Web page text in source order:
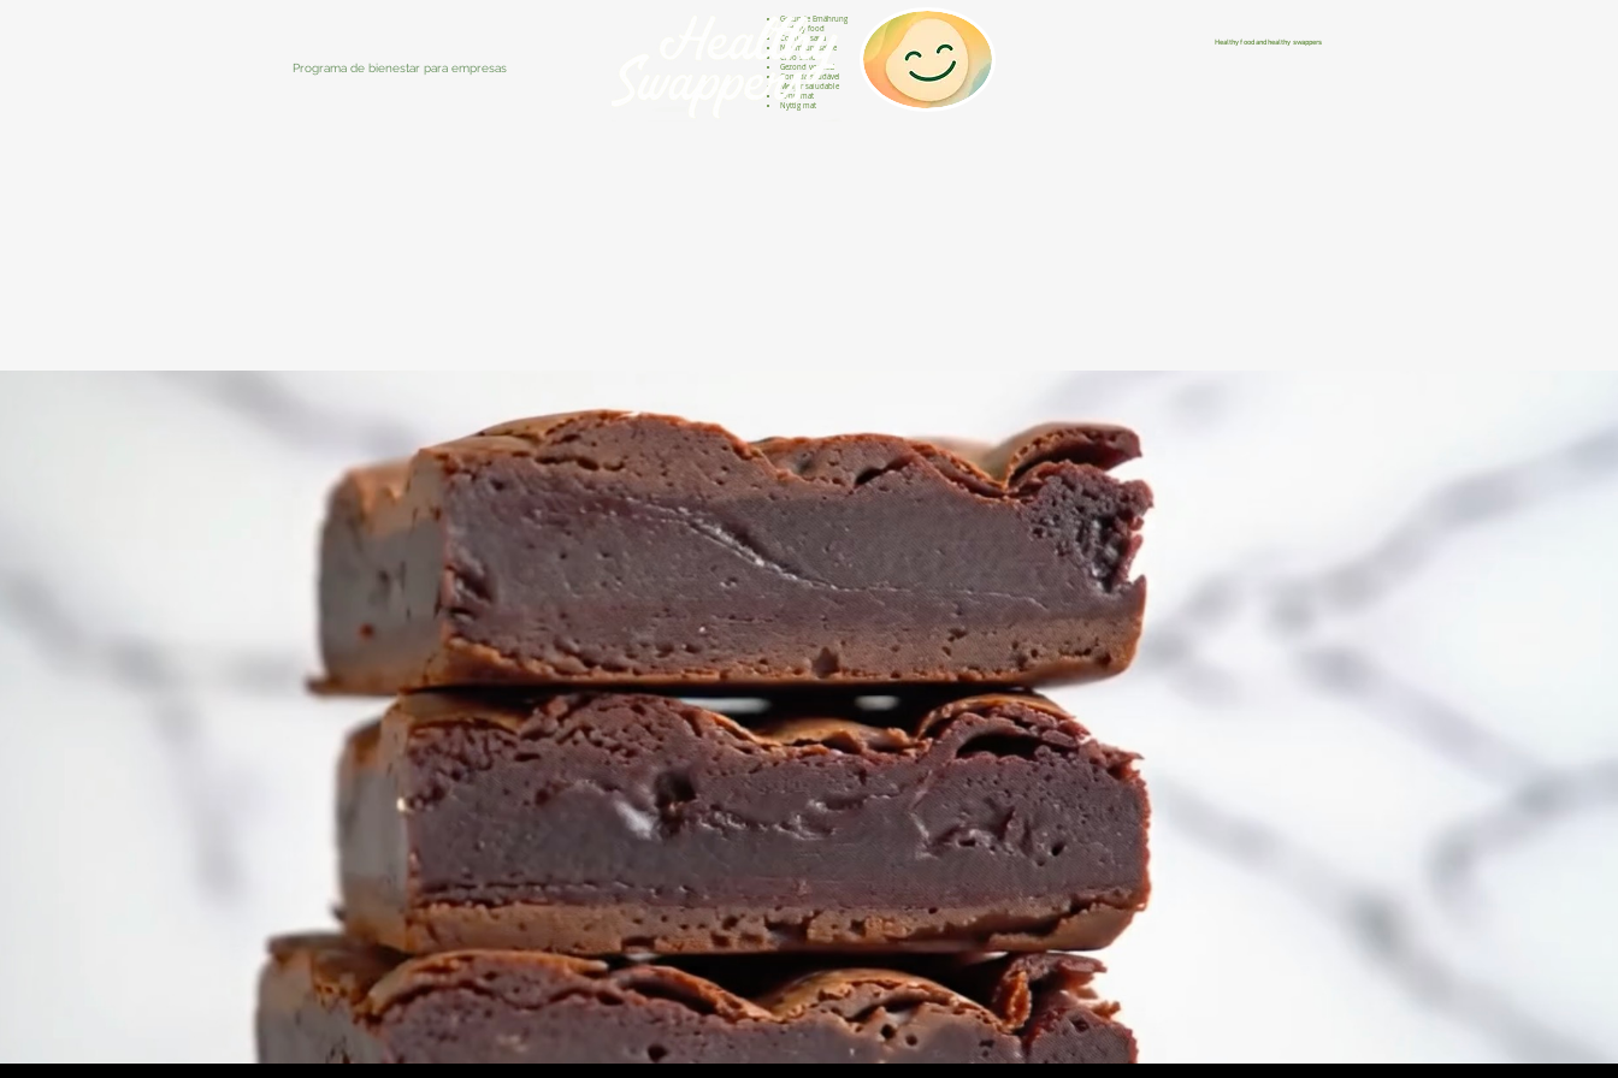
Programa de bienestar para empresas
Gesunde Ernährung
Healthy food
Comida sana
Nourriture saine
Cibo sano
Gezond voedsel
Comida saudável
Menjar saludable
Sunn mat
Nyttig mat
Healthy food and healthy swappers